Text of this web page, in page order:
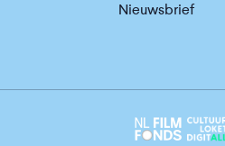
Nieuwsbrief